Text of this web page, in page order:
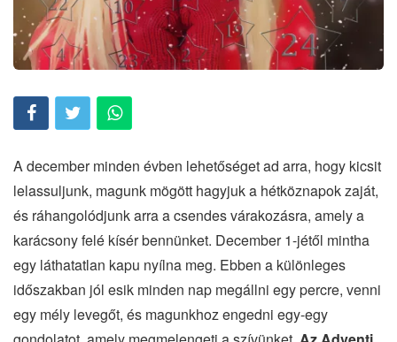
A december minden évben lehetőséget ad arra, hogy kicsit
lelassuljunk, magunk mögött hagyjuk a hétköznapok zaját,
és ráhangolódjunk arra a csendes várakozásra, amely a
karácsony felé kísér bennünket. December 1-jétől mintha
egy láthatatlan kapu nyílna meg. Ebben a különleges
időszakban jól esik minden nap megállni egy percre, venni
egy mély levegőt, és magunkhoz engedni egy-egy